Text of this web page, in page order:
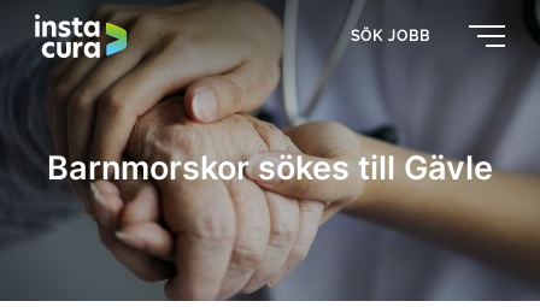
SÖK JOBB
Barnmorskor sökes till Gävle